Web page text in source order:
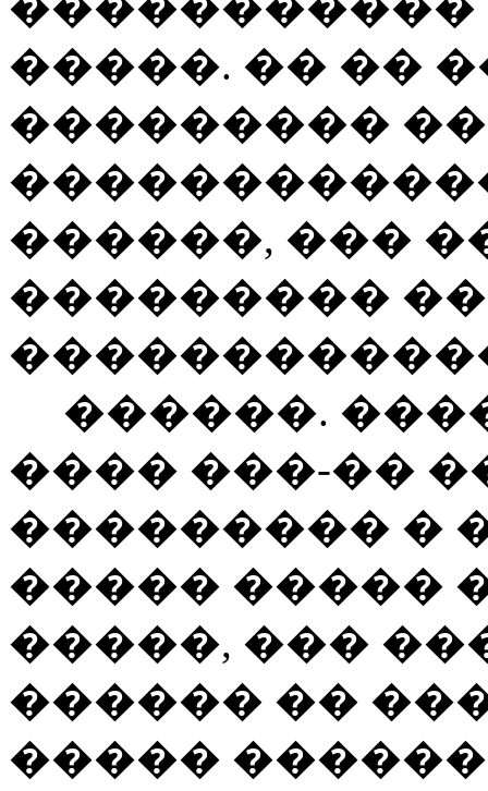
�����. �� ��
���������
������, ���
��������� ��
������.
���� ���-��
��������� �
����� �����
�����, ���
������ ��
�����